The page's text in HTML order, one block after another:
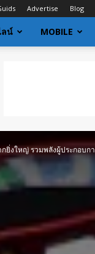
Advertise Blog
ลน์ MOBILE
กยิ่งใหญ่ รวมพลังผู้ประกอบก